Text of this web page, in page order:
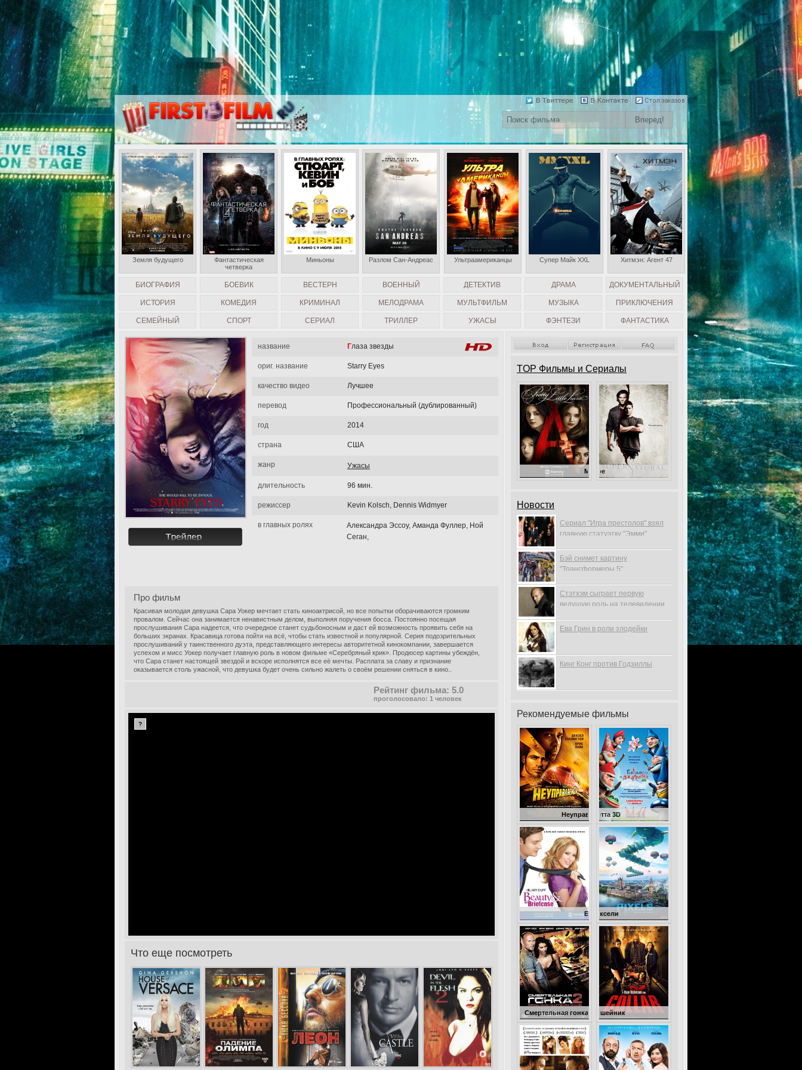
название Глаза звезды
ориг. название Starry Eyes
качество видео Лучшее
перевод Профессиональный (дублированный)
год 2014
страна США
жанр Ужасы
длительность 96 мин.
режиссер Kevin Kolsch, Dennis Widmyer
в главных ролях
Александра Эссоу, Аманда Фуллер, Ной
Сеган,
Про фильм
Красивая молодая девушка Сара Уокер мечтает стать киноактрисой, но все попытки оборачиваются громким
провалом. Сейчас она занимается ненавистным делом, выполняя поручения босса. Постоянно посещая
прослушивания Сара надеется, что очередное станет судьбоносным и даст ей возможность проявить себя на
больших экранах. Красавица готова пойти на всё, чтобы стать известной и популярной. Серия подозрительных
прослушиваний у таинственного дуэта, представляющего интересы авторитетной кинокомпании, завершается
успехом и мисс Уокер получает главную роль в новом фильме «Серебряный крик». Продюсер картины убеждён,
что Сара станет настоящей звездой и вскоре исполнятся все её мечты. Расплата за славу и признание
оказывается столь ужасной, что девушка будет очень сильно жалеть о своём решении сняться в кино..
Рейтинг фильма: 5.0
проголосовало: 1 человек
?
>Что еще посмотреть
TOP Фильмы и Сериалы
Милые обманщицы Сверхъестественное
Новости
Сериал "Игра престолов" взял
главную статуэтку "Эмми".
Бэй снимет картину
"Трансформеры 5"
Стэтхэм сыграет первую
ведущую роль на телевидении
Ева Грин в роли злодейки
Кинг Конг против Годзиллы
Рекомендуемые фильмы
Неуправляемый Гномео и Джульетта 3D
Бизнес ради любви Пиксели
Смертельная гонка 2: Франкенштейн жив Ошейник
БИОГРАФИЯ БОЕВИК ВЕСТЕРН ВОЕННЫЙ ДЕТЕКТИВ ДРАМА ДОКУМЕНТАЛЬНЫЙ
ИСТОРИЯ КОМЕДИЯ КРИМИНАЛ МЕЛОДРАМА МУЛЬТФИЛЬМ МУЗЫКА ПРИКЛЮЧЕНИЯ
СЕМЕЙНЫЙ СПОРТ СЕРИАЛ ТРИЛЛЕР УЖАСЫ ФЭНТЕЗИ ФАНТАСТИКА
Земля будущего
Фантастическая
четверка
Миньоны Разлом Сан-Андреас Ультраамериканцы Супер Майк XXL Хитмэн: Агент 47